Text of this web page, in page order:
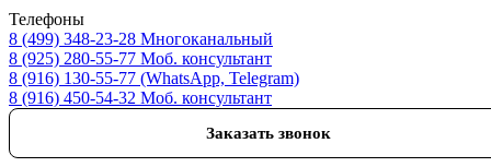
Телефоны
8 (499) 348-23-28 Многоканальный
8 (925) 280-55-77 Моб. консультант
8 (916) 130-55-77 (WhatsApp, Telegram)
8 (916) 450-54-32 Моб. консультант
Заказать звонок